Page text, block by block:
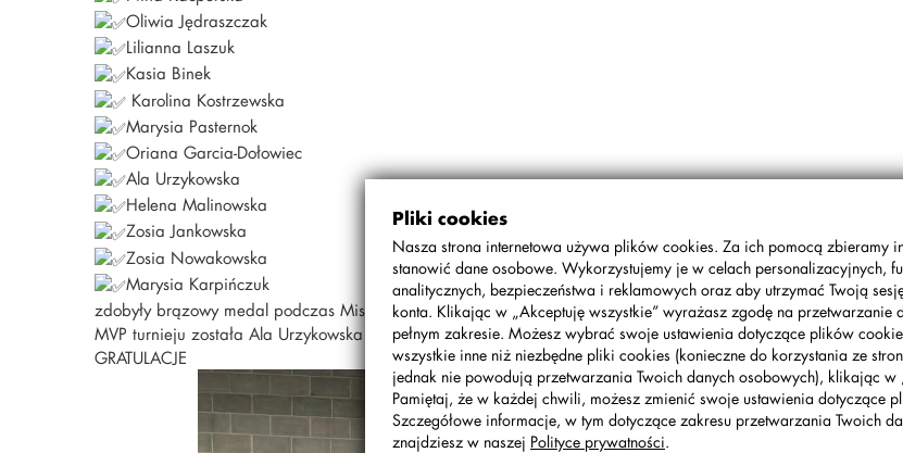
Pliki cookies
Nasza strona internetowa używa plików cookies. Za ich pomocą zbieramy
stanowić dane osobowe. Wykorzystujemy je w celach personalizacyjnych,
analitycznych, bezpieczeństwa i reklamowych oraz aby utrzymać Twoją
konta. Klikając w „Akceptuję wszystkie” wyrażasz zgodę na przetwarzanie
pełnym zakresie. Możesz wybrać swoje ustawienia dotyczące plików
wszystkie inne niż niezbędne pliki cookies (konieczne do korzystania ze
jednak nie powodują przetwarzania Twoich danych osobowych), klikając w
Pamiętaj, że w każdej chwili, możesz zmienić swoje ustawienia dotyczące
Szczegółowe informacje, w tym dotyczące zakresu przetwarzania Twoich
znajdziesz w naszej Polityce prywatności.
Oliwia Jędraszczak
Lilianna Laszuk
Kasia Binek
Karolina Kostrzewska
Marysia Pasternok
Oriana Garcia-Dołowiec
Ala Urzykowska
Helena Malinowska
Zosia Jankowska
Zosia Nowakowska
Marysia Karpińczuk
zdobyły brązowy medal podczas Mistrzostw Warszawy szkół niepublicznych w dwa ognie.
MVP turnieju została Ala Urzykowska
GRATULACJE